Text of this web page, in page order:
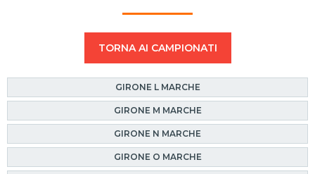
TORNA AI CAMPIONATI
GIRONE L MARCHE
GIRONE M MARCHE
GIRONE N MARCHE
GIRONE O MARCHE